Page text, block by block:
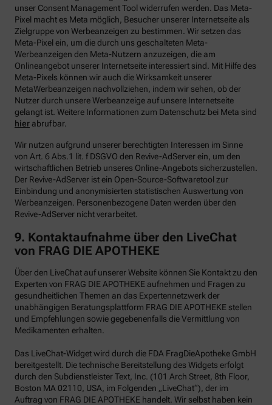
unser Consent Management Tool widerrufen werden. Das Meta-
Pixel macht es Meta möglich, Besucher unserer Internetseite als
Zielgruppe von Werbeanzeigen zu bestimmen. Wir setzen das
Meta-Pixel ein, um die durch uns geschalteten Meta-
Werbeanzeigen den Meta-Nutzern anzuzeigen, die am
Onlineangebot unserer Internetseite interessiert sind. Mit Hilfe des
Meta-Pixels können wir auch die Wirksamkeit unserer
MetaWerbeanzeigen nachvollziehen, indem wir sehen, ob der
Nutzer durch unsere Werbeanzeige auf unsere Internetseite
gelangt ist. Weitere Informationen zum Datenschutz bei Meta sind
hier abrufbar.
Wir nutzen aufgrund unserer berechtigten Interessen im Sinne
von Art. 6 Abs.1 lit. f DSGVO den Revive-AdServer ein, um den
wirtschaftlichen Betrieb unseres Online-Angebots sicherzustellen.
Der Revive-AdServer ist ein Open-Source-Softwaretool zur
Einbindung und anonymisierten statistischen Auswertung von
Werbeanzeigen. Personenbezogene Daten werden über den
Revive-AdServer nicht verarbeitet.
9. Kontaktaufnahme über den LiveChat
von FRAG DIE APOTHEKE
Über den LiveChat auf unserer Website können Sie Kontakt zu den
Experten von FRAG DIE APOTHEKE aufnehmen und Fragen zu
gesundheitlichen Themen an das Expertennetzwerk der
unabhängigen Beratungsplattform FRAG DIE APOTHEKE stellen
und Empfehlungen sowie gegebenenfalls die Vermittlung von
Medikamenten erhalten.
Das LiveChat-Widget wird durch die FDA FragDieApotheke GmbH
bereitgestellt. Die technische Bereitstellung des Widgets erfolgt
durch den Subdienstleister Text, Inc. (101 Arch Street, 8th Floor,
Boston MA 02110, USA, im Folgenden „LiveChat“), der im
Auftrag von FRAG DIE APOTHEKE handelt. Wir selbst haben kein